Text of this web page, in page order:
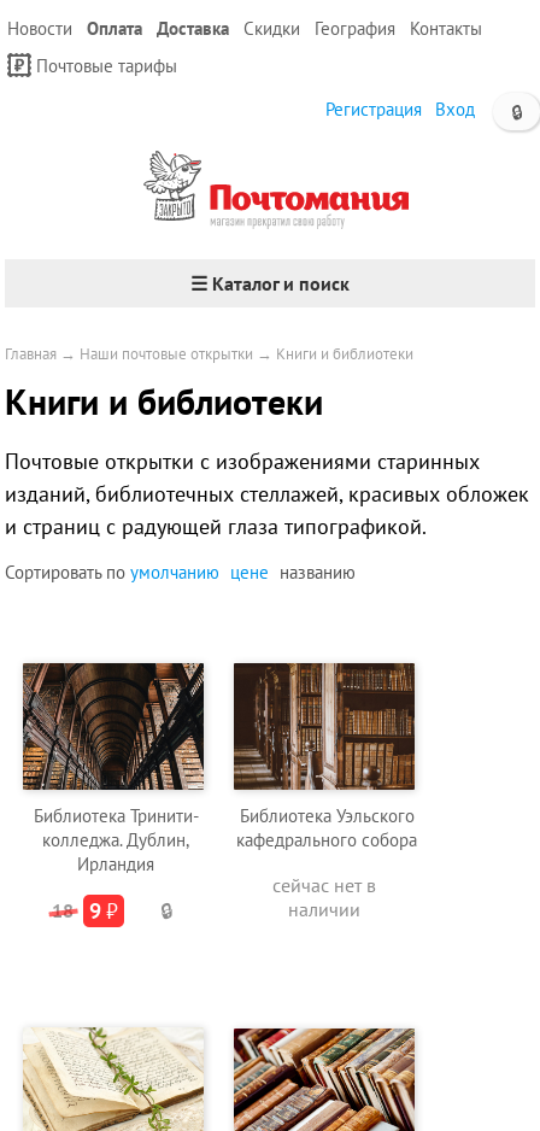
Новости Оплата Доставка Скидки География
Контакты
Почтовые тарифы
🔒
Регистрация Вход
☰ Каталог и поиск
Главная → Наши почтовые открытки → Книги и библиотеки
Книги и библиотеки
Почтовые открытки с изображениями старинных
изданий, библиотечных стеллажей, красивых обложек
и страниц с радующей глаза типографикой.
Сортировать поумолчанию цене названию
Библиотека Тринити-
колледжа. Дублин,
Ирландия
18 9₽ 🔒
Библиотека Уэльского
кафедрального собора
сейчас нет в
наличии